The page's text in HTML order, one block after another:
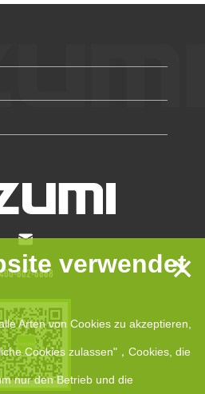
×
verwendet
Arten von Cookies zu akzeptieren,
Cookies zulassen"，Cookies, die
nur den Betrieb und die
802-6888